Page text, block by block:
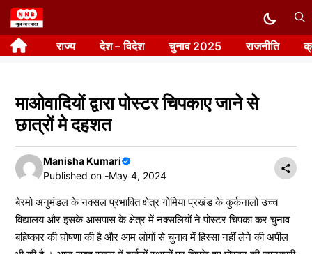
Skip
to
content राज्य देश – विदेश चुनाव 2025 राजनीति
माओवादियों द्वारा पोस्टर चिपकाए जाने से
छात्रों मे दहशत
Manisha Kumari
Published on -May 4, 2024
बेरमो अनुमंडल के नक्सल प्रभावित क्षेत्र गोमिया प्रखंड के कुर्कनालो उच्च
विद्यालय और इसके आसपास के क्षेत्र में नक्सलियों ने पोस्टर चिपका कर चुनाव
बहिष्कार की घोषणा की है और आम लोगों से चुनाव में हिस्सा नहीं लेने की अपील